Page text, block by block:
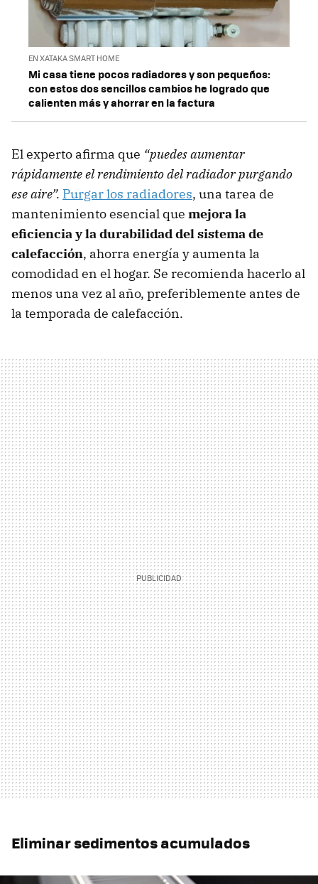
EN XATAKA SMART HOME
Mi casa tiene pocos radiadores y son pequeños:
con estos dos sencillos cambios he logrado que
calienten más y ahorrar en la factura
El experto afirma que “puedes aumentar
rápidamente el rendimiento del radiador purgando
ese aire”. Purgar los radiadores, una tarea de
mantenimiento esencial que mejora la
eficiencia y la durabilidad del sistema de
calefacción, ahorra energía y aumenta la
comodidad en el hogar. Se recomienda hacerlo al
menos una vez al año, preferiblemente antes de
la temporada de calefacción.
Eliminar sedimentos acumulados